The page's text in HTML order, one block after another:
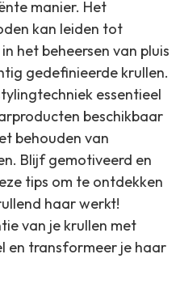
manier. Het
kan leiden tot
het beheersen van pluis
gedefinieerde krullen.
essentieel
beschikbaar
behouden van
Blijf gemotiveerd en
tips om te ontdekken
haar werkt!
van je krullen met
en transformeer je haar